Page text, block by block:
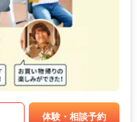
体験・相談予約